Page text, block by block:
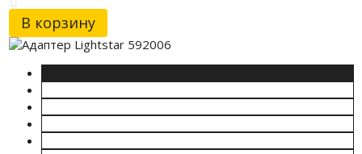
В корзину